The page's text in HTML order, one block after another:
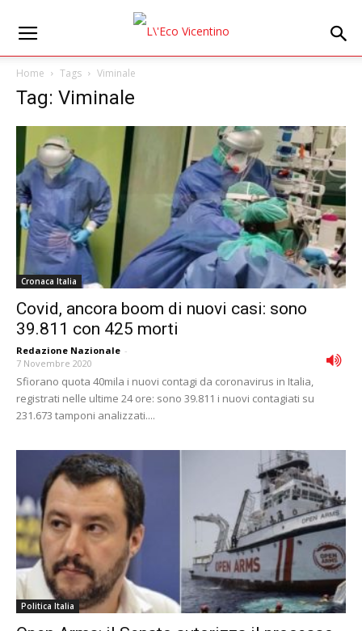
Home Tags Viminale
Tag: Viminale
Cronaca Italia
Covid, ancora boom di nuovi casi: sono
39.811 con 425 morti
Redazione Nazionale -
7 Novembre 2020
Sfiorano quota 40mila i nuovi contagi da coronavirus in Italia,
registrati nelle ultime 24 ore: sono 39.811 i nuovi contagiati su
231.673 tamponi analizzati....
Politica Italia